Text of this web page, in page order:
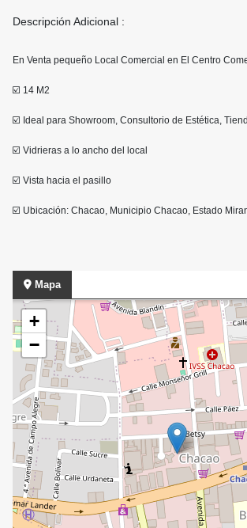
Descripción Adicional :
En Venta pequeño Local Comercial en El Centro
☑️ 14 M2
☑️ Ideal para Showroom, Consultorio de Estética,
☑️ Vidrieras a lo ancho del local
☑️ Vista hacia el pasillo
☑️ Ubicación: Chacao, Municipio Chacao, Estado
Mapa
+
−